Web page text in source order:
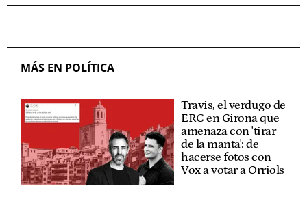
MÁS EN POLÍTICA
Travis, el verdugo de
ERC en Girona que
amenaza con 'tirar
de la manta': de
hacerse fotos con
Vox a votar a Orriols